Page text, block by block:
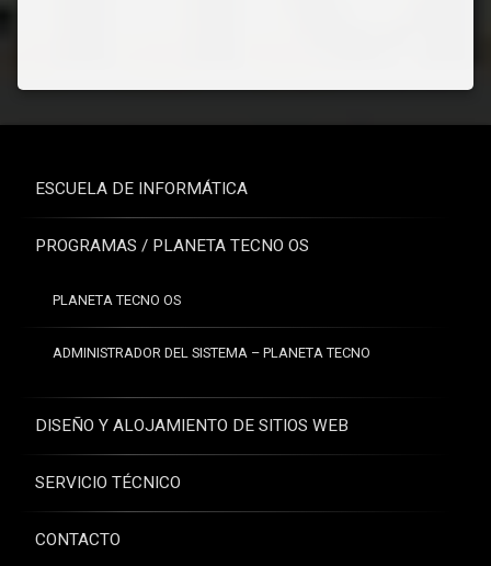
ESCUELA DE INFORMÁTICA
PROGRAMAS / PLANETA TECNO OS
PLANETA TECNO OS
ADMINISTRADOR DEL SISTEMA – PLANETA TECNO
DISEÑO Y ALOJAMIENTO DE SITIOS WEB
SERVICIO TÉCNICO
CONTACTO